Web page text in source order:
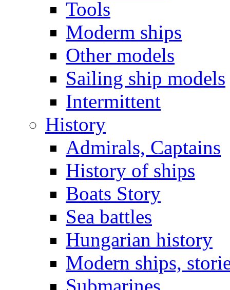
Tools
Moderm ships
Other models
Sailing ship models
Intermittent
History
Admirals, Captains
History of ships
Boats Story
Sea battles
Hungarian history
Modern ships,
Submarines